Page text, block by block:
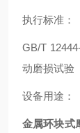
执行标准：
GB/T
动磨损试验
设备用途：
金属环块式